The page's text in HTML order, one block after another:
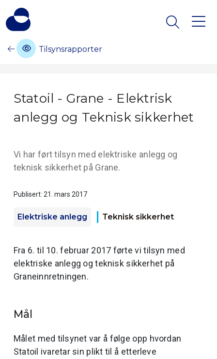
Tilsynsrapporter
Statoil - Grane - Elektrisk
anlegg og Teknisk sikkerhet
Vi har ført tilsyn med elektriske anlegg og
teknisk sikkerhet på Grane.
Publisert: 21. mars 2017
Elektriske anlegg Teknisk sikkerhet
Fra 6. til 10. februar 2017 førte vi tilsyn med
elektriske anlegg og teknisk sikkerhet på
Graneinnretningen.
Mål
Målet med tilsynet var å følge opp hvordan
Statoil ivaretar sin plikt til å etterleve